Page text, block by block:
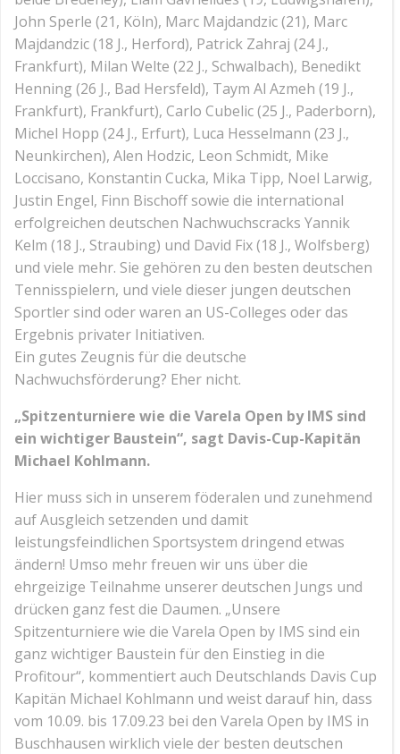
John Sperle (21, Köln), Marc Majdandzic (21), Marc
Majdandzic (18 J., Herford), Patrick Zahraj (24 J.,
Frankfurt), Milan Welte (22 J., Schwalbach), Benedikt
Henning (26 J., Bad Hersfeld), Taym Al Azmeh (19 J.,
Frankfurt), Frankfurt), Carlo Cubelic (25 J., Paderborn),
Michel Hopp (24 J., Erfurt), Luca Hesselmann (23 J.,
Neunkirchen), Alen Hodzic, Leon Schmidt, Mike
Loccisano, Konstantin Cucka, Mika Tipp, Noel Larwig,
Justin Engel, Finn Bischoff sowie die international
erfolgreichen deutschen Nachwuchscracks Yannik
Kelm (18 J., Straubing) und David Fix (18 J., Wolfsberg)
und viele mehr. Sie gehören zu den besten deutschen
Tennisspielern, und viele dieser jungen deutschen
Sportler sind oder waren an US-Colleges oder das
Ergebnis privater Initiativen.
Ein gutes Zeugnis für die deutsche
Nachwuchsförderung? Eher nicht.
„Spitzenturniere wie die Varela Open by IMS sind
ein wichtiger Baustein“, sagt Davis-Cup-Kapitän
Michael Kohlmann.
Hier muss sich in unserem föderalen und zunehmend
auf Ausgleich setzenden und damit
leistungsfeindlichen Sportsystem dringend etwas
ändern! Umso mehr freuen wir uns über die
ehrgeizige Teilnahme unserer deutschen Jungs und
drücken ganz fest die Daumen. „Unsere
Spitzenturniere wie die Varela Open by IMS sind ein
ganz wichtiger Baustein für den Einstieg in die
Profitour“, kommentiert auch Deutschlands Davis Cup
Kapitän Michael Kohlmann und weist darauf hin, dass
vom 10.09. bis 17.09.23 bei den Varela Open by IMS in
Buschhausen wirklich viele der besten deutschen